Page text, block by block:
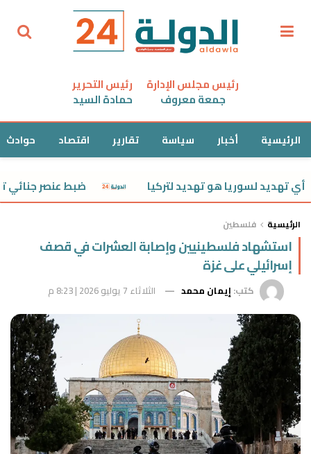
رئيس مجلس الإدارة
جمعة معروف
رئيس التحرير
حمادة السيد
الرئيسية أخبار سياسة تقارير اقتصاد حوادث
لسوريا هو تهديد لتركيا ضبط عنصر جنائي تعدى
الرئيسية فلسطين
استشهاد فلسطينيين وإصابة العشرات في قصف
إسرائيلي على غزة
كتب: إيمان محمد الثلاثاء 7 يوليو 2026 | 8:23 م